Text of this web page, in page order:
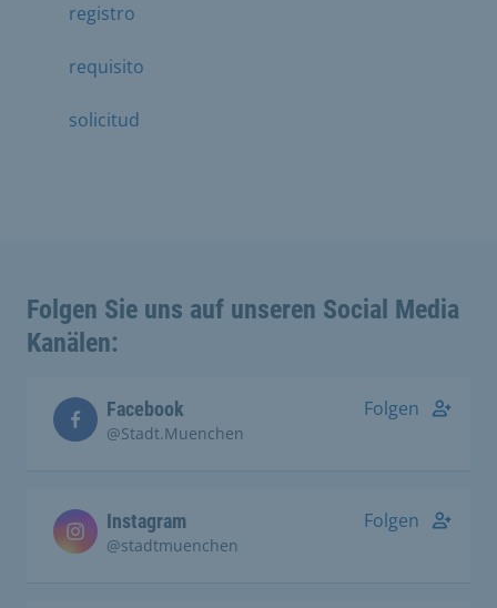
registro
requisito
solicitud
Folgen Sie uns auf unseren Social Media
Kanälen:
Facebook
@Stadt.Muenchen
Folgen
Instagram
@stadtmuenchen
Folgen